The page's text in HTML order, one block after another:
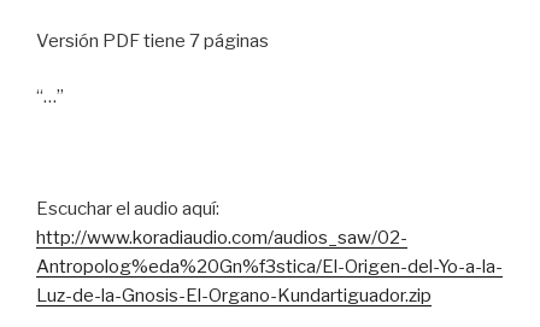
Versión PDF tiene 7 páginas
“…”
Escuchar el audio aquí:
http://www.koradiaudio.com/audios_saw/02-
Antropolog%eda%20Gn%f3stica/El-Origen-del-Yo-a-la-
Luz-de-la-Gnosis-El-Organo-Kundartiguador.zip